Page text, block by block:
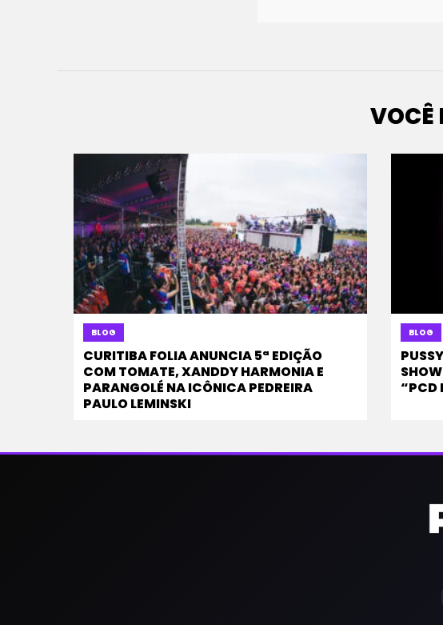
VOCÊ
BLOG
CURITIBA FOLIA ANUNCIA 5ª EDIÇÃO
COM TOMATE, XANDDY HARMONIA E
PARANGOLÉ NA ICÔNICA PEDREIRA
PAULO LEMINSKI
BLOG
“PCD